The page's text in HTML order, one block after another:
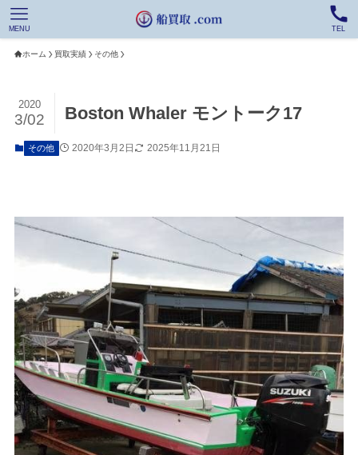
TEL
MENU
ホーム 買取実績 その他
Boston Whaler モントーク17
2020
3/02
その他 2020年3月2日 2025年11月21日